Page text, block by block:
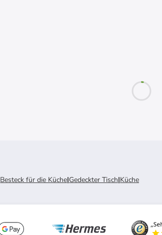
Besteck für die Küche|Gedeckter Tisch|Küche